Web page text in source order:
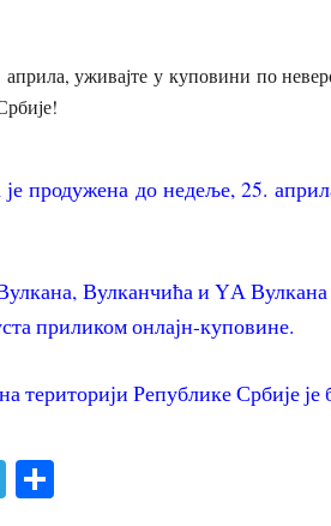
уживајте у куповини по
продужена до недеље, 25.
Вулканчића и YА
приликом онлајн-куповине.
територији Републике Србије је
Telegram